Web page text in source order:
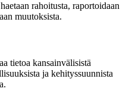
rahoitusta, raportoidaan
muutoksista.
tietoa kansainvälisistä
ja kehityssuunnista